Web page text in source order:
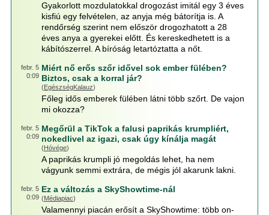
Gyakorlott mozdulatokkal drogozást imitál egy 3 éves
kisfiú egy felvételen, az anyja még bátorítja is. A
rendőrség szerint nem először drogozhatott a 28
éves anya a gyerekei előtt. És kereskedhetett is a
kábítószerrel. A bíróság letartóztatta a nőt.
febr. 5
0:09
Miért nő erős szőr idővel sok ember fülében?
Biztos, csak a korral jár?
(EgészségKalauz)
Főleg idős emberek fülében látni több szőrt. De vajon
mi okozza?
febr. 5
0:09
Megőrül a TikTok a falusi paprikás krumpliért,
nokedlivel az igazi, csak úgy kínálja magát
(Hóvége)
A paprikás krumpli jó megoldás lehet, ha nem
vágyunk semmi extrára, de mégis jól akarunk lakni.
febr. 5
0:09
Ez a változás a SkyShowtime-nál
(Médiapiac)
Valamennyi piacán erősít a SkyShowtime: több on-